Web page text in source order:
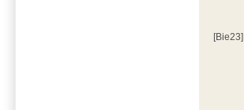
[Bie23]